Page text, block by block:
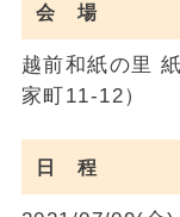
会 場
越前和紙の里
家町11-12）
日 程